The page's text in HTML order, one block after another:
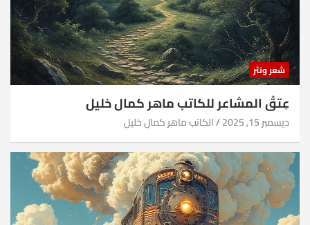
شعر ونثر
عِتقُ المشاعر للكاتب ماهر كمال خليل
ديسمبر 15, 2025 الكاتب ماهر كمال خليل